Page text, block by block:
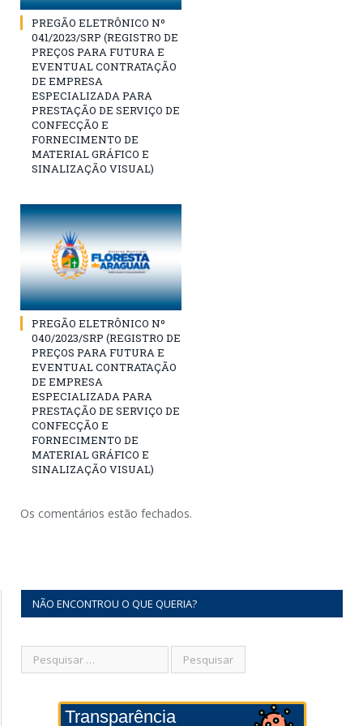
PREGÃO ELETRÔNICO Nº
041/2023/SRP (REGISTRO DE
PREÇOS PARA FUTURA E
EVENTUAL CONTRATAÇÃO
DE EMPRESA
ESPECIALIZADA PARA
PRESTAÇÃO DE SERVIÇO DE
CONFECÇÃO E
FORNECIMENTO DE
MATERIAL GRÁFICO E
SINALIZAÇÃO VISUAL)
PREGÃO ELETRÔNICO Nº
040/2023/SRP (REGISTRO DE
PREÇOS PARA FUTURA E
EVENTUAL CONTRATAÇÃO
DE EMPRESA
ESPECIALIZADA PARA
PRESTAÇÃO DE SERVIÇO DE
CONFECÇÃO E
FORNECIMENTO DE
MATERIAL GRÁFICO E
SINALIZAÇÃO VISUAL)
Os comentários estão fechados.
NÃO ENCONTROU O QUE QUERIA?
Transparência